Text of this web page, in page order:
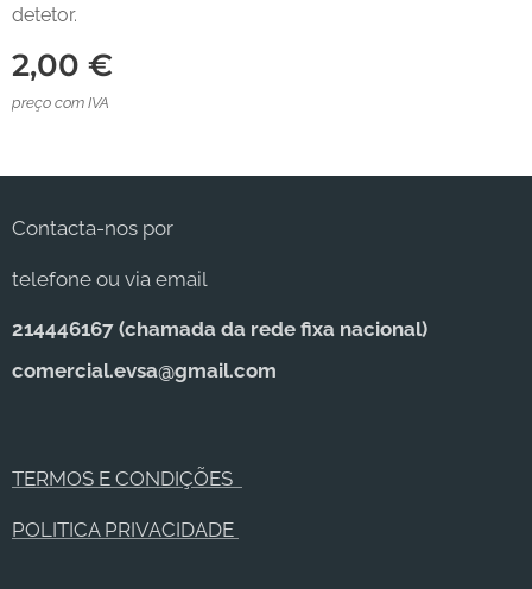
detetor.
2,00 €
preço com IVA
Contacta-nos por
telefone ou via email
214446167 (chamada da rede fixa nacional)
comercial.evsa@gmail.com
TERMOS E CONDIÇÕES
POLITICA PRIVACIDADE